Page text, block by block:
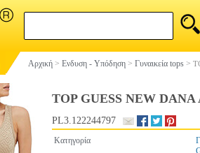
Αρχική > Ενδυση - Υπόδηση > Γυναικεία tops >
TOP GUESS NEW
PL3.122244797
Κατηγορία